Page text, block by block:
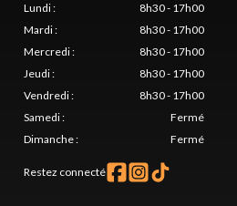
Lundi:
8h30 - 17h00
Mardi:
8h30 - 17h00
Mercredi:
8h30 - 17h00
Jeudi:
8h30 - 17h00
Vendredi:
8h30 - 17h00
Samedi:
Fermé
Dimanche: Fermé
Restez connecté